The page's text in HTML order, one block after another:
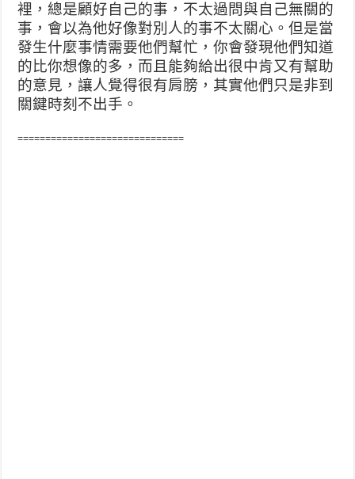
裡，總是顧好自己的事，不太過問與自己無關的
事，會以為他好像對別人的事不太關心。但是當
發生什麼事情需要他們幫忙，你會發現他們知道
的比你想像的多，而且能夠給出很中肯又有幫助
的意見，讓人覺得很有肩膀，其實他們只是非到
關鍵時刻不出手。
==============================